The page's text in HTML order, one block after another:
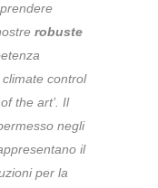
robuste
control
the art’. Il
negli
il
per la